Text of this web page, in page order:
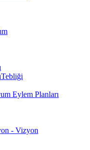
Eylem Planları
- Vizyon